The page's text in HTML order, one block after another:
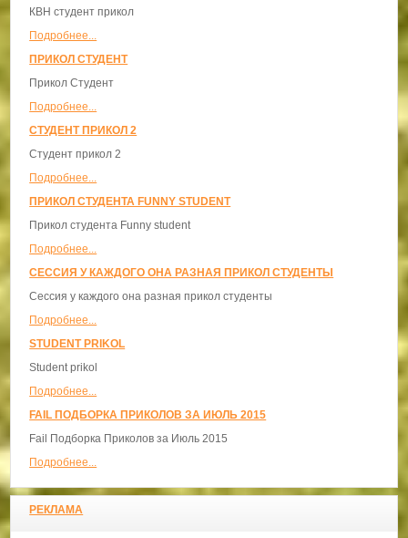
КВН студент прикол
Подробнее...
ПРИКОЛ СТУДЕНТ
Прикол Студент
Подробнее...
СТУДЕНТ ПРИКОЛ 2
Студент прикол 2
Подробнее...
ПРИКОЛ СТУДЕНТА FUNNY STUDENT
Прикол студента Funny student
Подробнее...
СЕССИЯ У КАЖДОГО ОНА РАЗНАЯ ПРИКОЛ СТУДЕНТЫ
Сессия у каждого она разная прикол студенты
Подробнее...
STUDENT PRIKOL
Student prikol
Подробнее...
FAIL ПОДБОРКА ПРИКОЛОВ ЗА ИЮЛЬ 2015
Fail Подборка Приколов за Июль 2015
Подробнее...
РЕКЛАМА